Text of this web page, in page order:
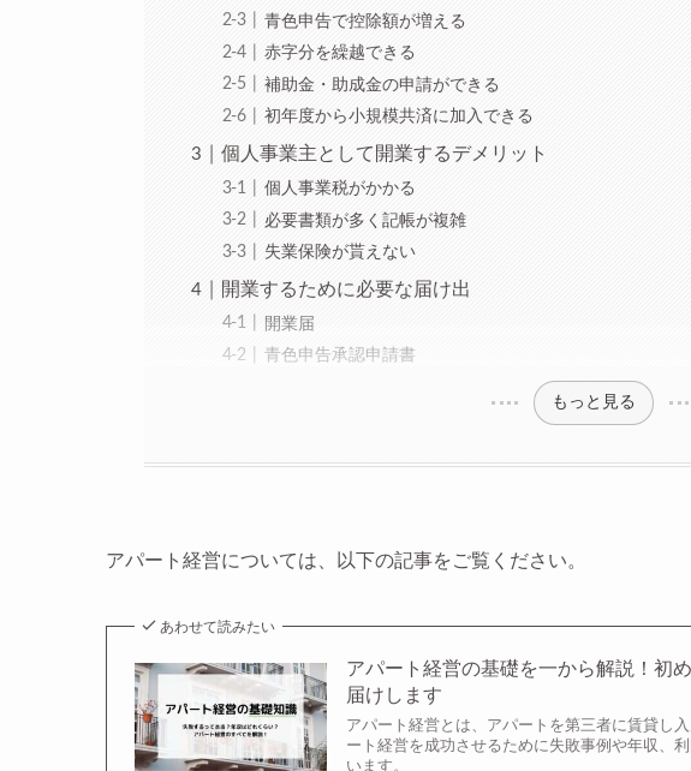
青色申告で控除額が増える
赤字分を繰越できる
補助金・助成金の申請ができる
初年度から小規模共済に加入できる
個人事業主として開業するデメリット
個人事業税がかかる
必要書類が多く記帳が複雑
失業保険が貰えない
開業するために必要な届け出
開業届
青色申告承認申請書
もっと見る
アパート経営については、以下の記事をご覧ください。
あわせて読みたい
アパート経営の基礎を一から解説！初
届けします
アパート経営とは、アパートを第三者に賃貸し
ート経営を成功させるために失敗事例や年収、
います。